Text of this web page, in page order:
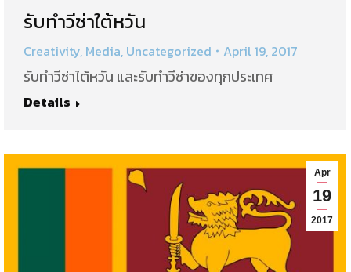
รับทำวีซ่าใต้หวัน
Creativity, Media, Uncategorized April 19, 2017
รับทำวีซ่าไต้หวัน และรับทำวีซ่าของทุกประเทศ
Details
Apr
19
2017